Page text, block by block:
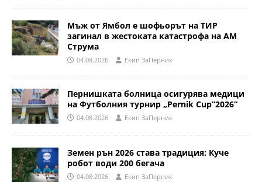
Мъж от Ямбол е шофьорът на ТИР
загинал в жестоката катастрофа на АМ
Струма
04.08.2026 Eкип ЗаПерник
Пернишката болница осигурява медици
на Футболния турнир „Pernik Cup”2026“
04.08.2026 Eкип ЗаПерник
Земен рън 2026 става традиция: Куче
робот води 200 бегача
04.08.2026 Eкип ЗаПерник